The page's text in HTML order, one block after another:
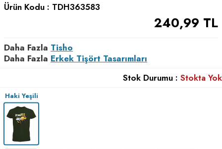
Ürün Kodu : TDH363583
240,99 TL
Daha Fazla Tisho
Daha Fazla Erkek Tişört Tasarımları
Stok Durumu : Stokta Yok
Haki Yeşili